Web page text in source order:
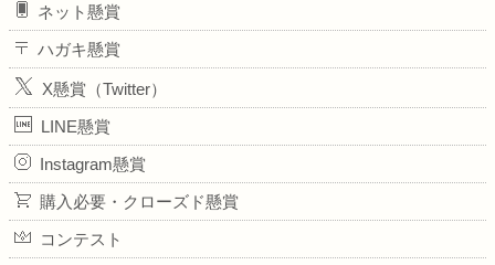
ネット懸賞
ハガキ懸賞
X懸賞（Twitter）
LINE懸賞
Instagram懸賞
購入必要・クローズド懸賞
コンテスト